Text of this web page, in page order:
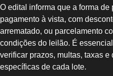
O edital informa que a forma
pagamento à vista, com
arrematado, ou parcelamento
condições do leilão. É
verificar prazos, multas, taxas
específicas de cada lote.